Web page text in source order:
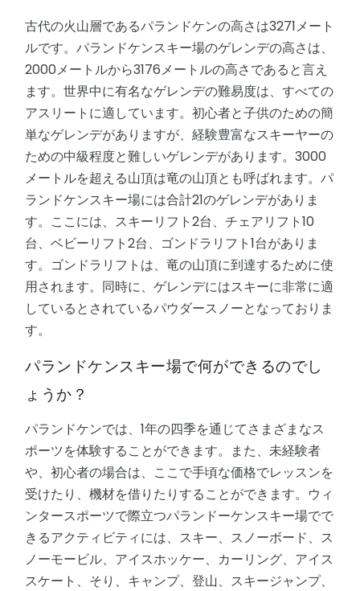
古代の火山層であるパランドケンの高さは3271メート
ルです。パランドケンスキー場のゲレンデの高さは、
2000メートルから3176メートルの高さであると言え
ます。世界中に有名なゲレンデの難易度は、すべての
アスリートに適しています。初心者と子供のための簡
単なゲレンデがありますが、経験豊富なスキーヤーの
ための中級程度と難しいゲレンデがあります。3000
メートルを超える山頂は竜の山頂とも呼ばれます。パ
ランドケンスキー場には合計21のゲレンデがありま
す。ここには、スキーリフト2台、チェアリフト10
台、ベビーリフト2台、ゴンドラリフト1台がありま
す。ゴンドラリフトは、竜の山頂に到達するために使
用されます。同時に、ゲレンデにはスキーに非常に適
しているとされているパウダースノーとなっておりま
す。
パランドケンスキー場で何ができるのでし
ょうか？
パランドケンでは、1年の四季を通じてさまざまなス
ポーツを体験することができます。また、未経験者
や、初心者の場合は、ここで手頃な価格でレッスンを
受けたり、機材を借りたりすることができます。ウィ
ンタースポーツで際立つパランドーケンスキー場でで
きるアクティビティには、スキー、スノーボード、ス
ノーモービル、アイスホッケー、カーリング、アイス
スケート、そり、キャンプ、登山、スキージャンプ、